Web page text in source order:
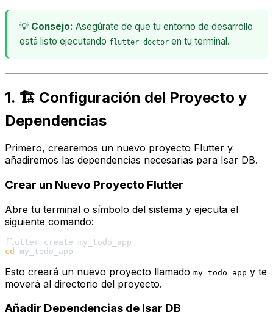
💡 Consejo: Asegúrate de que tu entorno de desarrollo
está listo ejecutando flutter doctor en tu terminal.
1. 🏗️ Configuración del Proyecto y
Dependencias
Primero, crearemos un nuevo proyecto Flutter y
añadiremos las dependencias necesarias para Isar DB.
Crear un Nuevo Proyecto Flutter
Abre tu terminal o símbolo del sistema y ejecuta el
siguiente comando:
cd
Esto creará un nuevo proyecto llamado my_todo_app y te
moverá al directorio del proyecto.
Añadir Dependencias de Isar DB